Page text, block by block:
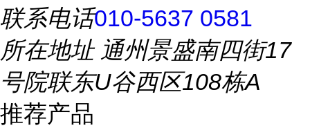
联系电话010-5637 0581
所在地址通州景盛南四街17
号院联东U谷西区108栋A
推荐产品